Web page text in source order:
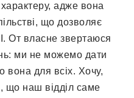
адже вона
що дозволяє
От власне звертаюся
ми не можемо дати
для всіх. Хочу,
що наш відділ саме